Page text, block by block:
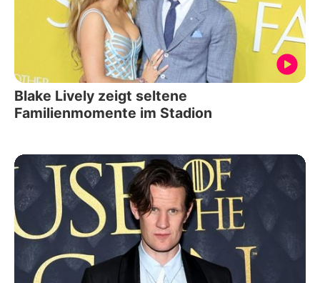
Blake Lively zeigt seltene
Familienmomente im Stadion